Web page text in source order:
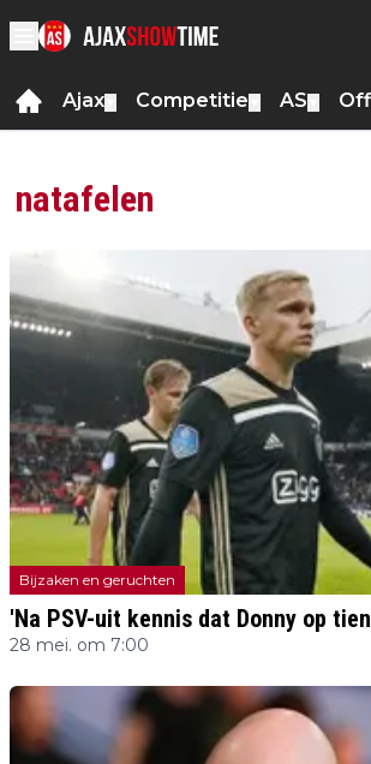
Ajax Competitie AS
natafelen
Bijzaken en geruchten
'Na PSV-uit kennis dat Donny op
28 mei. om 7:00